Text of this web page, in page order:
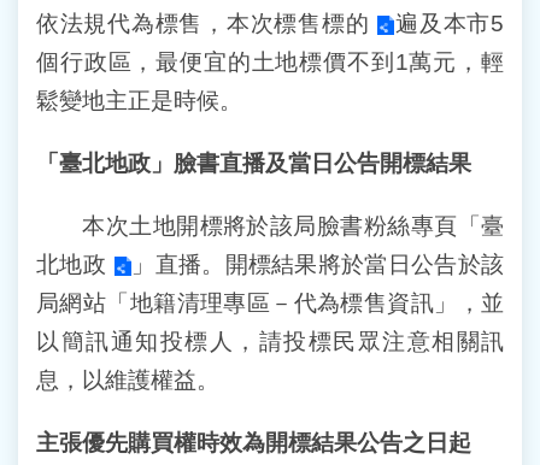
依法規代為標售， 本次標售標的
遍及本市5
個行政區，最便宜的土地標價不到1萬元，輕
鬆變地主正是時候。
「臺北地政」臉書直播及當日公告開標結果
本次土地開標將於該局臉書粉絲專頁「 臺
北地政
」直播。開標結果將於當日公告於該
局網站「地籍清理專區－代為標售資訊」，並
以簡訊通知投標人，請投標民眾注意相關訊
息，以維護權益。
主張優先購買權時效為開標結果公告之日起